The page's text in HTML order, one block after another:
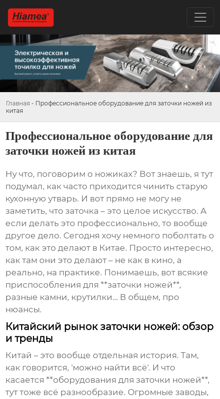
Главная - Профессиональное оборудование для заточки ножей из
китая
Профессиональное оборудование для
заточки ножей из китая
Ну что, поговорим о ножиках? Вот знаешь, я тут
подумал, как часто приходится чинить старую
кухонную утварь. И вот прямо не могу не
заметить, что заточка – это целое искусство. А
если делать это профессионально, то вообще
другое дело. Сегодня хочу немного поболтать о
том, как это делают в Китае. Просто интересно,
как там они это делают – не как в кино, а
реально, на практике. Понимаешь, вот всякие
приспособления для **заточки ножей**,
разные камни, крутилки… В общем, про
нюансы.
Китайский рынок заточки ножей: обзор
и тренды
Китай – это вообще отдельная история. Там,
как говорится, 'можно найти всё'. И что
касается **оборудования для заточки ножей**,
тут тоже всё разнообразие. Огромные заводы,